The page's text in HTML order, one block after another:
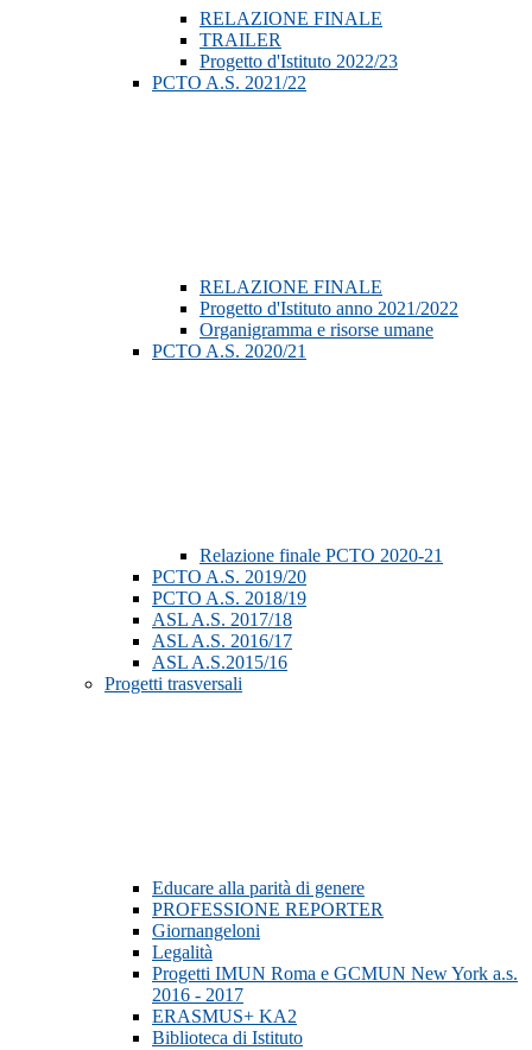
RELAZIONE FINALE
TRAILER
Progetto d'Istituto 2022/23
PCTO A.S. 2021/22
RELAZIONE FINALE
Progetto d'Istituto anno 2021/2022
Organigramma e risorse umane
PCTO A.S. 2020/21
Relazione finale PCTO 2020-21
PCTO A.S. 2019/20
PCTO A.S. 2018/19
ASL A.S. 2017/18
ASL A.S. 2016/17
ASL A.S.2015/16
Progetti trasversali
Educare alla parità di genere
PROFESSIONE REPORTER
Giornangeloni
Legalità
Progetti IMUN Roma e GCMUN New York a.s.
2016 - 2017
ERASMUS+ KA2
Biblioteca di Istituto